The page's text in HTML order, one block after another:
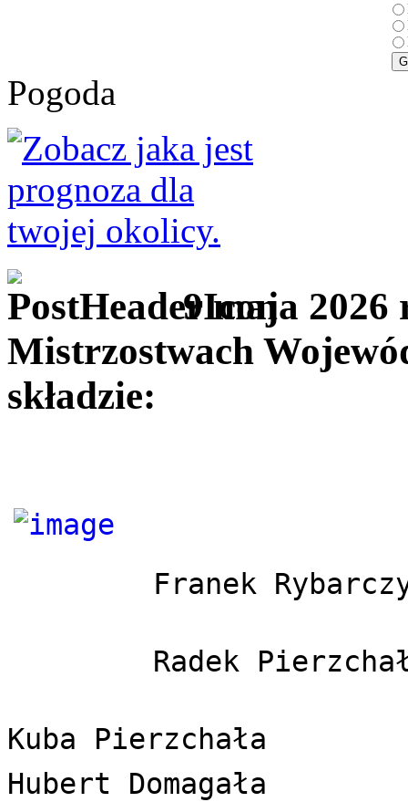
Pogoda
9 maja 2026
Mistrzostwach
składzie:
Franek
Radek
Kuba Pierzchała
Hubert Domagała